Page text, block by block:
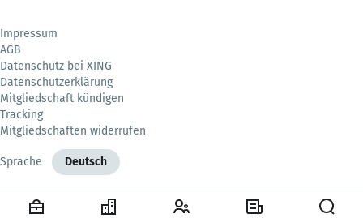
Impressum
AGB
Datenschutz bei XING
Datenschutzerklärung
Mitgliedschaft kündigen
Tracking
Mitgliedschaften widerrufen
Sprache Deutsch